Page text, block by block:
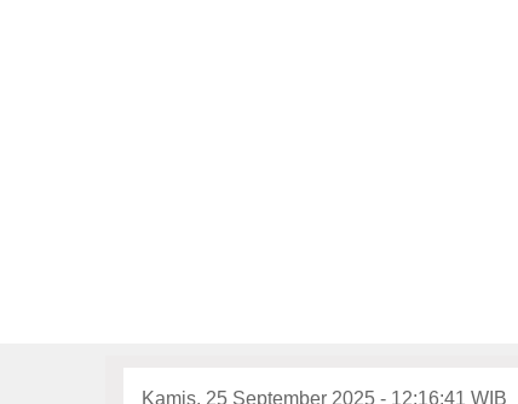
Kamis, 25 September 2025 - 12:16:41 WIB